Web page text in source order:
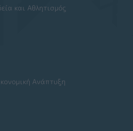
και Αθλητισμός
Ανάπτυξη